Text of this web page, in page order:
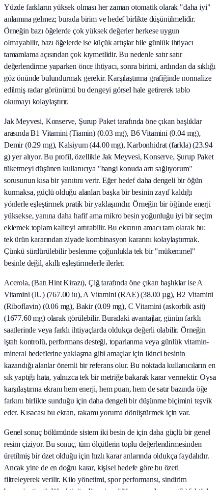
Yüzde farkların yüksek olması her zaman otomatik olarak "daha iyi"
anlamına gelmez; burada birim ve hedef birlikte düşünülmelidir.
Örneğin bazı öğelerde çok yüksek değerler herkese uygun
olmayabilir, bazı öğelerde ise küçük artışlar bile günlük ihtiyacı
tamamlama açısından çok kıymetlidir. Bu nedenle satır satır
değerlendirme yaparken önce ihtiyacı, sonra birimi, ardından da sıklığı
göz önünde bulundurmak gerekir. Karşılaştırma grafiğinde normalize
edilmiş radar görünümü bu dengeyi görsel hale getirerek tablo
okumayı kolaylaştırır.
Jak Meyvesi, Konserve, Şurup Paket tarafında öne çıkan başlıklar
arasında B1 Vitamini (Tiamin) (0.03 mg), B6 Vitamini (0.04 mg),
Demir (0.29 mg), Kalsiyum (44.00 mg), Karbonhidrat (farkla) (23.94
g) yer alıyor. Bu profil, özellikle Jak Meyvesi, Konserve, Şurup Paket
tüketmeyi düşünen kullanıcıya "hangi konuda artı sağlıyorum"
sorusunun kısa bir yanıtını verir. Eğer hedef daha dengeli bir öğün
kurmaksa, güçlü olduğu alanları başka bir besinin zayıf kaldığı
yönlerle eşleştirmek pratik bir yaklaşımdır. Örneğin bir öğünde enerji
yüksekse, yanına daha hafif ama mikro besin yoğunluğu iyi bir seçim
eklemek toplam kaliteyi artırabilir. Bu ekranın amacı tam olarak bu:
tek ürün kararından ziyade kombinasyon kararını kolaylaştırmak.
Çünkü sürdürülebilir beslenme çoğunlukla tek bir "mükemmel"
besinle değil, akıllı eşleştirmelerle ilerler.
Acerola, (Batı Hint Kirazı), Çiğ tarafında öne çıkan başlıklar ise A
Vitamini (IU) (767.00 iu), A Vitamini (RAE) (38.00 µg), B2 Vitamini
(Riboflavin) (0.06 mg), Bakir (0.09 mg), C Vitamini (askorbik asit)
(1677.60 mg) olarak görülebilir. Buradaki avantajlar, günün farklı
saatlerinde veya farklı ihtiyaçlarda oldukça değerli olabilir. Örneğin
iştah kontrolü, performans desteği, toparlanma veya günlük vitamin-
mineral hedeflerine yaklaşma gibi amaçlar için ikinci besinin
kazandığı alanlar önemli bir referans olur. Bu noktada kullanıcıların en
sık yaptığı hata, yalnızca tek bir metriğe bakarak karar vermektir. Oysa
karşılaştırma ekranı hem enerji, hem puan, hem de satır bazında öğe
farkını birlikte sunduğu için daha dengeli bir düşünme biçimini teşvik
eder. Kısacası bu ekran, rakamı yoruma dönüştürmek için var.
Genel sonuç bölümünde sistem iki besin de için daha güçlü bir genel
resim çiziyor. Bu sonuç, tüm ölçütlerin toplu değerlendirmesinden
üretilmiş bir özet olduğu için hızlı karar anlarında oldukça faydalıdır.
Ancak yine de en doğru karar, kişisel hedefe göre bu özeti
filtreleyerek verilir. Kilo yönetimi, spor performansı, sindirim